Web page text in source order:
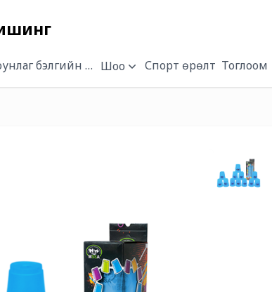
бэлгийн багц /Хүүхдийн баярын/
Шоо Спорт өрөлт Тоглоом